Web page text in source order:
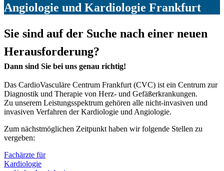
Angiologie und Kardiologie Frankfurt
Sie sind auf der Suche nach einer neuen
Herausforderung?
Dann sind Sie bei uns genau richtig!
Das CardioVasculäre Centrum Frankfurt (CVC) ist ein Centrum zur
Diagnostik und Therapie von Herz- und Gefäßerkrankungen.
Zu unserem Leistungsspektrum gehören alle nicht-invasiven und
invasiven Verfahren der Kardiologie und Angiologie.
Zum nächstmöglichen Zeitpunkt haben wir folgende Stellen zu
vergeben:
Fachärzte für
Kardiologie